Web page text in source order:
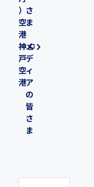
）
空
港
神
戸
空
港
さ
ま
メ
デ
ィ
ア
の
皆
さ
ま